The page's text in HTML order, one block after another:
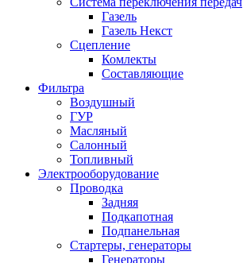
Газель
Газель Некст
Сцепление
Комлекты
Составляющие
Фильтра
Воздушный
ГУР
Масляный
Салонный
Топливный
Электрооборудование
Проводка
Задняя
Подкапотная
Подпанельная
Стартеры, генераторы
Генераторы